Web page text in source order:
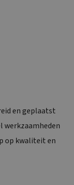
en geplaatst
werkzaamheden
op kwaliteit en